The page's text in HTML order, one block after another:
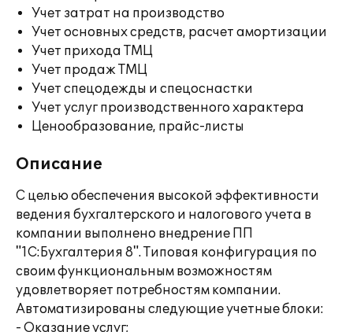
Учет затрат на производство
Учет основных средств, расчет амортизации
Учет прихода ТМЦ
Учет продаж ТМЦ
Учет спецодежды и спецоснастки
Учет услуг производственного характера
Ценообразование, прайс-листы
Описание
С целью обеспечения высокой эффективности
ведения бухгалтерского и налогового учета в
компании выполнено внедрение ПП
"1С:Бухгалтерия 8". Типовая конфигурация по
своим функциональным возможностям
удовлетворяет потребностям компании.
Автоматизированы следующие учетные блоки:
- Оказание услуг;